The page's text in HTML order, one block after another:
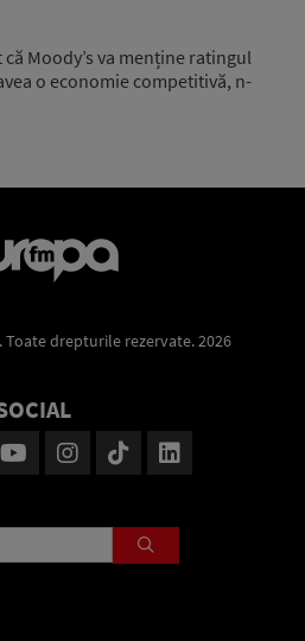
Moody’s va menține ratingul
o economie competitivă, n-
drepturile rezervate. 2026